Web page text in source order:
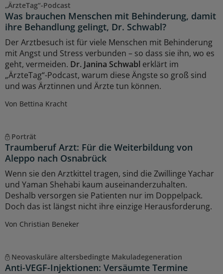
„ÄrzteTag“-Podcast
Was brauchen Menschen mit Behinderung, damit
ihre Behandlung gelingt, Dr. Schwabl?
Der Arztbesuch ist für viele Menschen mit Behinderung
mit Angst und Stress verbunden – so dass sie ihn, wo es
geht, vermeiden. Dr. Janina Schwabl erklärt im
„ÄrzteTag“-Podcast, warum diese Ängste so groß sind
und was Ärztinnen und Ärzte tun können.
Von Bettina Kracht
Porträt
Traumberuf Arzt: Für die Weiterbildung von
Aleppo nach Osnabrück
Wenn sie den Arztkittel tragen, sind die Zwillinge Yachar
und Yaman Shehabi kaum auseinanderzuhalten.
Deshalb versorgen sie Patienten nur im Doppelpack.
Doch das ist längst nicht ihre einzige Herausforderung.
Von Christian Beneker
Neovaskuläre altersbedingte Makuladegeneration
Anti-VEGF-Injektionen: Versäumte Termine